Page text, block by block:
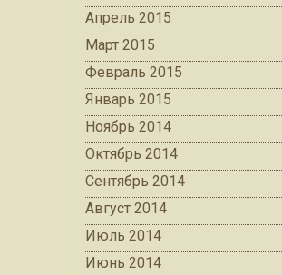
Апрель 2015
Март 2015
Февраль 2015
Январь 2015
Ноябрь 2014
Октябрь 2014
Сентябрь 2014
Август 2014
Июль 2014
Июнь 2014